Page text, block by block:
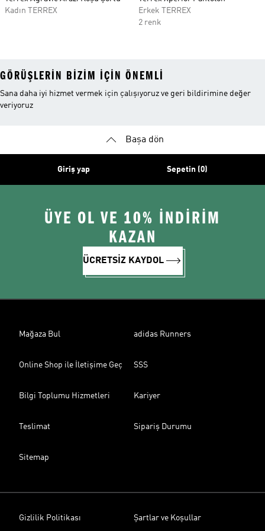
Kadın TERREX
Erkek TERREX
2 renk
GÖRÜŞLERIN BIZIM IÇIN ÖNEMLI
Sana daha iyi hizmet vermek için çalışıyoruz ve geri bildirimine değer
veriyoruz
Başa dön
Giriş yap Sepetin (0)
ÜYE OL VE 10% İNDİRİM
KAZAN
ÜCRETSİZ KAYDOL
Mağaza Bul adidas Runners
Online Shop ile İletişime Geç SSS
Bilgi Toplumu Hizmetleri Kariyer
Teslimat Sipariş Durumu
Sitemap
Gizlilik Politikası Şartlar ve Koşullar